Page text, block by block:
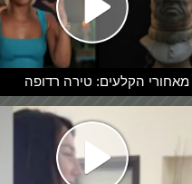
מאחורי הקלעים: טירה רדופה